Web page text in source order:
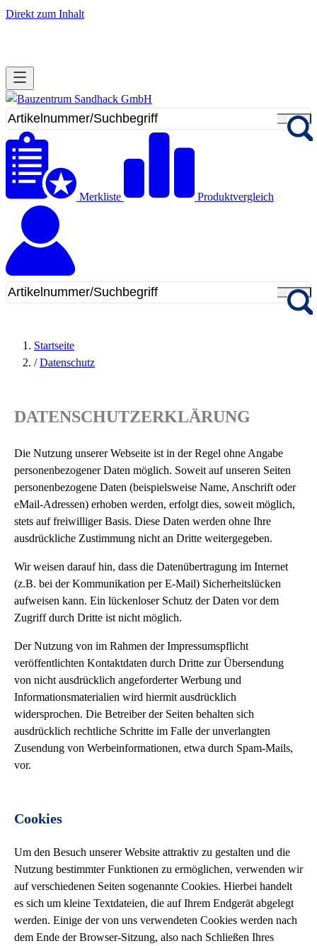
Direkt zum Inhalt
Merkliste Produktvergleich
Startseite
/ Datenschutz
DATENSCHUTZERKLÄRUNG
Die Nutzung unserer Webseite ist in der Regel ohne Angabe
personenbezogener Daten möglich. Soweit auf unseren Seiten
personenbezogene Daten (beispielsweise Name, Anschrift oder
eMail-Adressen) erhoben werden, erfolgt dies, soweit möglich,
stets auf freiwilliger Basis. Diese Daten werden ohne Ihre
ausdrückliche Zustimmung nicht an Dritte weitergegeben.
Wir weisen darauf hin, dass die Datenübertragung im Internet
(z.B. bei der Kommunikation per E-Mail) Sicherheitslücken
aufweisen kann. Ein lückenloser Schutz der Daten vor dem
Zugriff durch Dritte ist nicht möglich.
Der Nutzung von im Rahmen der Impressumspflicht
veröffentlichten Kontaktdaten durch Dritte zur Übersendung
von nicht ausdrücklich angeforderter Werbung und
Informationsmaterialien wird hiermit ausdrücklich
widersprochen. Die Betreiber der Seiten behalten sich
ausdrücklich rechtliche Schritte im Falle der unverlangten
Zusendung von Werbeinformationen, etwa durch Spam-Mails,
vor.
Cookies
Um den Besuch unserer Website attraktiv zu gestalten und die
Nutzung bestimmter Funktionen zu ermöglichen, verwenden wir
auf verschiedenen Seiten sogenannte Cookies. Hierbei handelt
es sich um kleine Textdateien, die auf Ihrem Endgerät abgelegt
werden. Einige der von uns verwendeten Cookies werden nach
dem Ende der Browser-Sitzung, also nach Schließen Ihres